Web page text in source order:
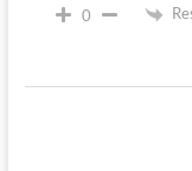
0